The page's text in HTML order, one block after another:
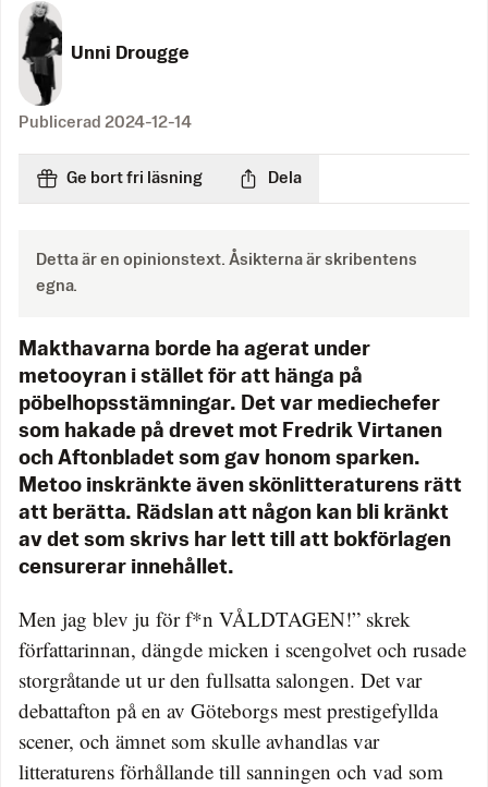
Unni Drougge
Publicerad 2024-12-14
Ge bort fri läsning Dela
Detta är en opinionstext. Åsikterna är skribentens
egna.
Makthavarna borde ha agerat under
metooyran i stället för att hänga på
pöbelhopsstämningar. Det var mediechefer
som hakade på drevet mot Fredrik Virtanen
och Aftonbladet som gav honom sparken.
Metoo inskränkte även skönlitteraturens rätt
att berätta. Rädslan att någon kan bli kränkt
av det som skrivs har lett till att bokförlagen
censurerar innehållet.
Men jag blev ju för f*n VÅLDTAGEN!” skrek
författarinnan, dängde micken i scengolvet och rusade
storgråtande ut ur den fullsatta salongen. Det var
debattafton på en av Göteborgs mest prestigefyllda
scener, och ämnet som skulle avhandlas var
litteraturens förhållande till sanningen och vad som